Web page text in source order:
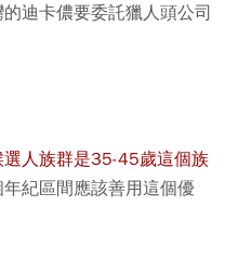
迪卡儂要委託獵人頭公司
人族群是35-45歲這個族
紀區間應該善用這個優